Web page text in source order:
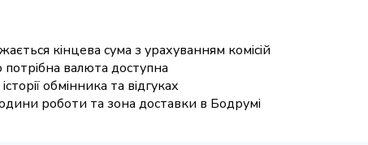
кінцева сума з урахуванням комісій
валюта доступна
обмінника та відгуках
роботи та зона доставки в Бодрумі